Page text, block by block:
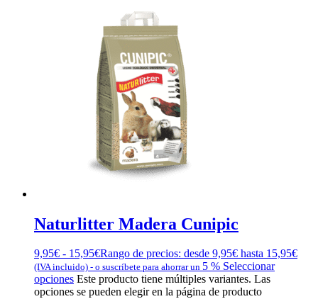
Naturlitter Madera Cunipic
9,95€ - 15,95€Rango de precios: desde 9,95€ hasta 15,95€
(IVA incluido) - o suscríbete para ahorrar un 5 % Seleccionar
opciones Este producto tiene múltiples variantes. Las
opciones se pueden elegir en la página de producto